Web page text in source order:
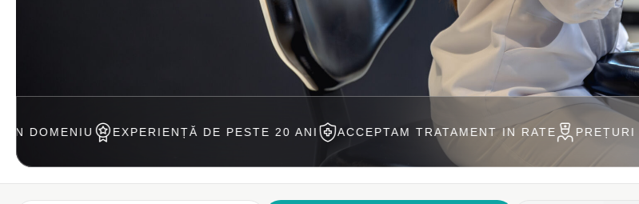
EXPERIENȚĂ DE PESTE 20 ANI ACCEPTAM TRATAMENT IN RATE PREȚURI ACCESIBILE